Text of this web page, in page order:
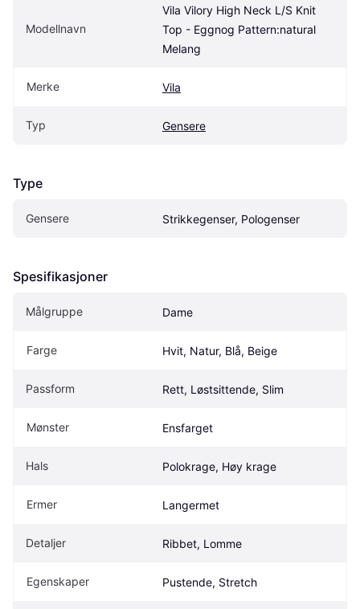
Modellnavn
Vila Vilory High Neck L/S Knit
Top - Eggnog Pattern:natural
Melang
Merke Vila
Typ Gensere
Type
Gensere Strikkegenser, Pologenser
Spesifikasjoner
Målgruppe Dame
Farge Hvit, Natur, Blå, Beige
Passform Rett, Løstsittende, Slim
Mønster Ensfarget
Hals Polokrage, Høy krage
Ermer Langermet
Detaljer Ribbet, Lomme
Egenskaper Pustende, Stretch